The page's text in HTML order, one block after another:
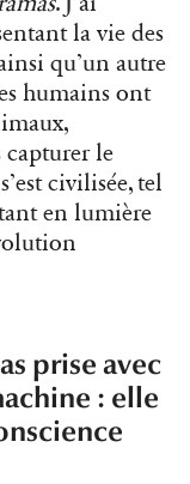
la vie des
qu’un autre
humains ont
capturer le
civilisée, tel
en lumière
prise avec
: elle